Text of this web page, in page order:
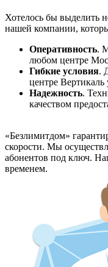
Хотелось бы выделить
нашей компании,
Оперативность.
любом центре
Гибкие условия.
центре
Надежность.
качеством
«Безлимитдом»
скорости. Мы
абонентов под ключ.
временем.